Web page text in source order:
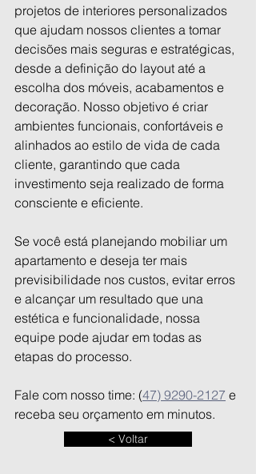
projetos de interiores personalizados
que ajudam nossos clientes a tomar
decisões mais seguras e estratégicas,
desde a definição do layout até a
escolha dos móveis, acabamentos e
decoração. Nosso objetivo é criar
ambientes funcionais, confortáveis e
alinhados ao estilo de vida de cada
cliente, garantindo que cada
investimento seja realizado de forma
consciente e eficiente.
Se você está planejando mobiliar um
apartamento e deseja ter mais
previsibilidade nos custos, evitar erros
e alcançar um resultado que una
estética e funcionalidade, nossa
equipe pode ajudar em todas as
etapas do processo.
Fale com nosso time: (47) 9290-2127 e
receba seu orçamento em minutos.
< Voltar